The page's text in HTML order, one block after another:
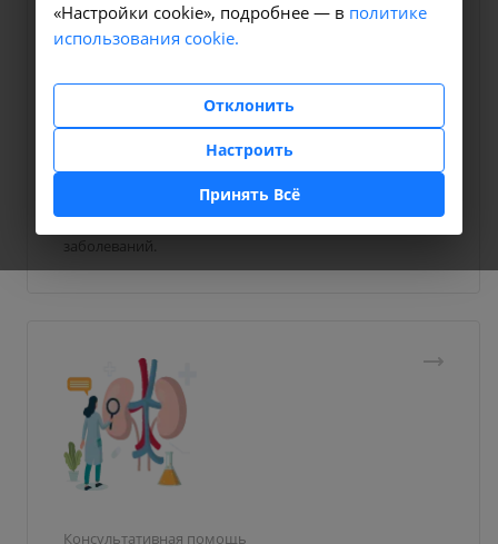
Акушерство и гинекология
ребенка, беременности, контрацепции, нарушения
менструального цикла, инфекций и проводит
обследование для выявления заболеваний женской
половой сферы. Акушер-гинеколог персонифицирует
сексуальному здоровью, а также предложит
варианты профилактики и лечения выявленных
заболеваний.
Консультативная помощь
«Настройки cookie», подробнее — в политике
использования cookie.
Отклонить
Настроить
Принять Всё